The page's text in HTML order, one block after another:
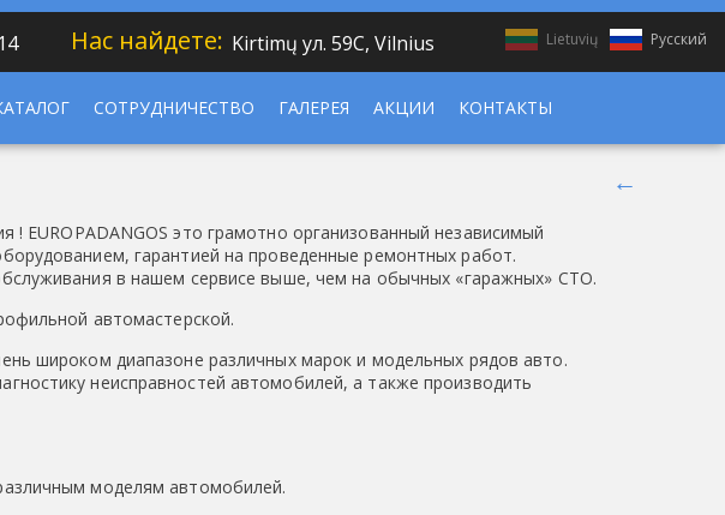
Lietuvių Русский
СОТРУДНИЧЕСТВО ГАЛЕРЕЯ АКЦИИ КОНТАКТЫ
Нас найдете: Kirtimų ул. 59C, Vilnius
←
EUROPADANGOS это грамотно организованный независимый
гарантией на проведенные ремонтных работ.
в нашем сервисе выше, чем на обычных «гаражных» СТО.
автомастерской.
широком диапазоне различных марок и модельных рядов авто.
неисправностей автомобилей, а также производить
моделям автомобилей.